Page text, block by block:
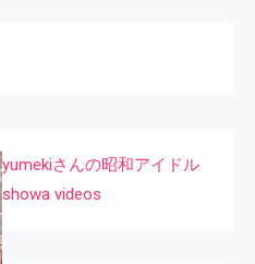
yumekiさんの昭和アイドル
showa videos